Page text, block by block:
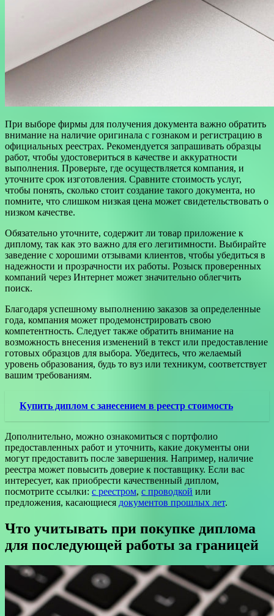
При выборе фирмы для получения документа важно обратить
внимание на наличие оригинала с гознаком и регистрацию в
официальных реестрах. Рекомендуется запрашивать образцы
работ, чтобы удостовериться в качестве и аккуратности
выполнения. Проверьте, где осуществляется компания, и
уточните срок изготовления. Сравните стоимость услуг,
чтобы понять, сколько стоит создание такого документа, но
помните, что слишком низкая цена может свидетельствовать о
низком качестве.
Обязательно уточните, содержит ли товар приложение к
диплому, так как это важно для его легитимности. Выбирайте
заведение с хорошими отзывами клиентов, чтобы убедиться в
надежности и прозрачности их работы. Розыск проверенных
компаний через Интернет может значительно облегчить
поиск.
Благодаря успешному выполнению заказов за определенные
года, компания может продемонстрировать свою
компетентность. Следует также обратить внимание на
возможность внесения изменений в текст или предоставление
готовых образцов для выбора. Убедитесь, что желаемый
уровень образования, будь то вуз или техникум, соответствует
вашим требованиям.
Купить диплом с занесением в реестр стоимость
Дополнительно, можно ознакомиться с портфолио
предоставленных работ и уточнить, какие документы они
могут предоставить после завершения. Например, наличие
реестра может повысить доверие к поставщику. Если вас
интересует, как приобрести качественный диплом,
посмотрите ссылки: с реестром, с проводкой или
предложения, касающиеся документов прошлых лет.
Что учитывать при покупке диплома
для последующей работы за границей